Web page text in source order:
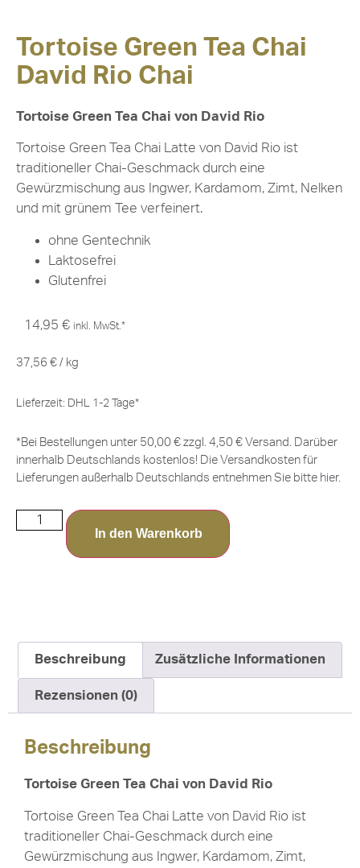
Tortoise Green Tea Chai
David Rio Chai
Tortoise Green Tea Chai von David Rio
Tortoise Green Tea Chai Latte von David Rio ist
traditioneller Chai-Geschmack durch eine
Gewürzmischung aus Ingwer, Kardamom, Zimt, Nelken
und mit grünem Tee verfeinert.
ohne Gentechnik
Laktosefrei
Glutenfrei
14,95 € inkl. MwSt.*
37,56 € / kg
Lieferzeit: DHL 1-2 Tage*
*Bei Bestellungen unter 50,00 € zzgl. 4,50 € Versand. Darüber
innerhalb Deutschlands kostenlos! Die Versandkosten für
Lieferungen außerhalb Deutschlands entnehmen Sie bitte hier.
In den Warenkorb
Beschreibung Zusätzliche Informationen
Rezensionen (0)
Beschreibung
Tortoise Green Tea Chai von David Rio
Tortoise Green Tea Chai Latte von David Rio ist
traditioneller Chai-Geschmack durch eine
Gewürzmischung aus Ingwer, Kardamom, Zimt,